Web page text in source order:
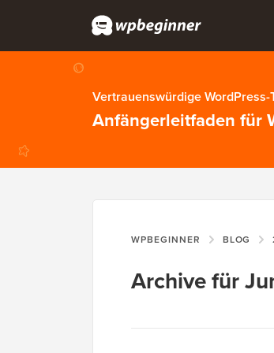
Vertrauenswürdige
Anfängerleitfaden für
WPBEGINNER BLOG
Archive für